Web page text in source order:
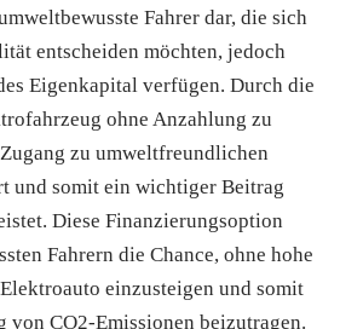
Fahrer dar, die sich
entscheiden möchten, jedoch
Eigenkapital verfügen. Durch die
ohne Anzahlung zu
zu umweltfreundlichen
und somit ein wichtiger Beitrag
Diese Finanzierungsoption
Fahrern die Chance, ohne hohe
einzusteigen und somit
von CO2-Emissionen beizutragen.